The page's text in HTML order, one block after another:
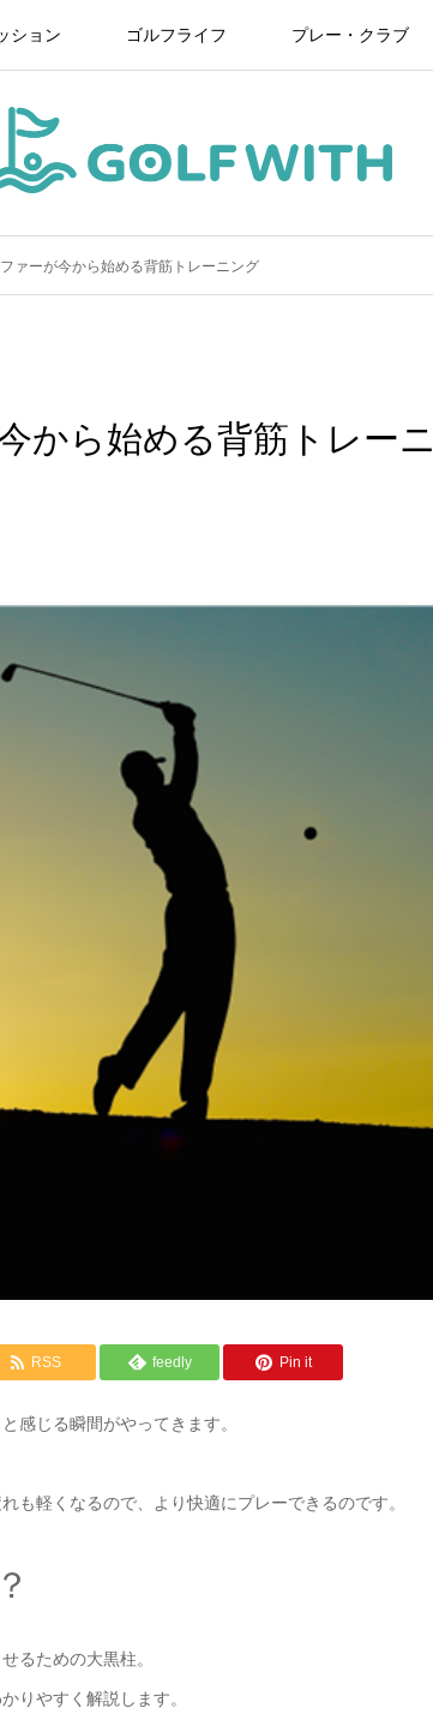
ション ゴルフライフ プレー・クラブ
ァーが今から始める背筋トレーニング
から始める背筋トレーニ
RSS feedly Pin it
感じる瞬間がやってきます。
も軽くなるので、より快適にプレーできるのです。
るための大黒柱。
りやすく解説します。